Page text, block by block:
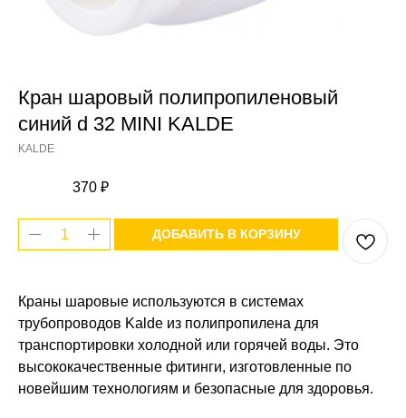
Кран шаровый полипропиленовый
синий d 32 MINI KALDE
KALDE
370 ₽
ДОБАВИТЬ В КОРЗИНУ
Краны шаровые используются в системах
трубопроводов Kalde из полипропилена для
транспортировки холодной или горячей воды. Это
высококачественные фитинги, изготовленные по
новейшим технологиям и безопасные для здоровья.